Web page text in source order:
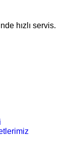
hızlı servis.